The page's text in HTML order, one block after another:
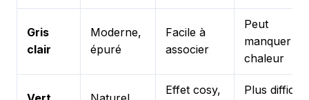
Gris
clair
Moderne,
épuré
Facile à
associer
Peut
manquer de
chaleur
Effet cosy,
Plus difficile